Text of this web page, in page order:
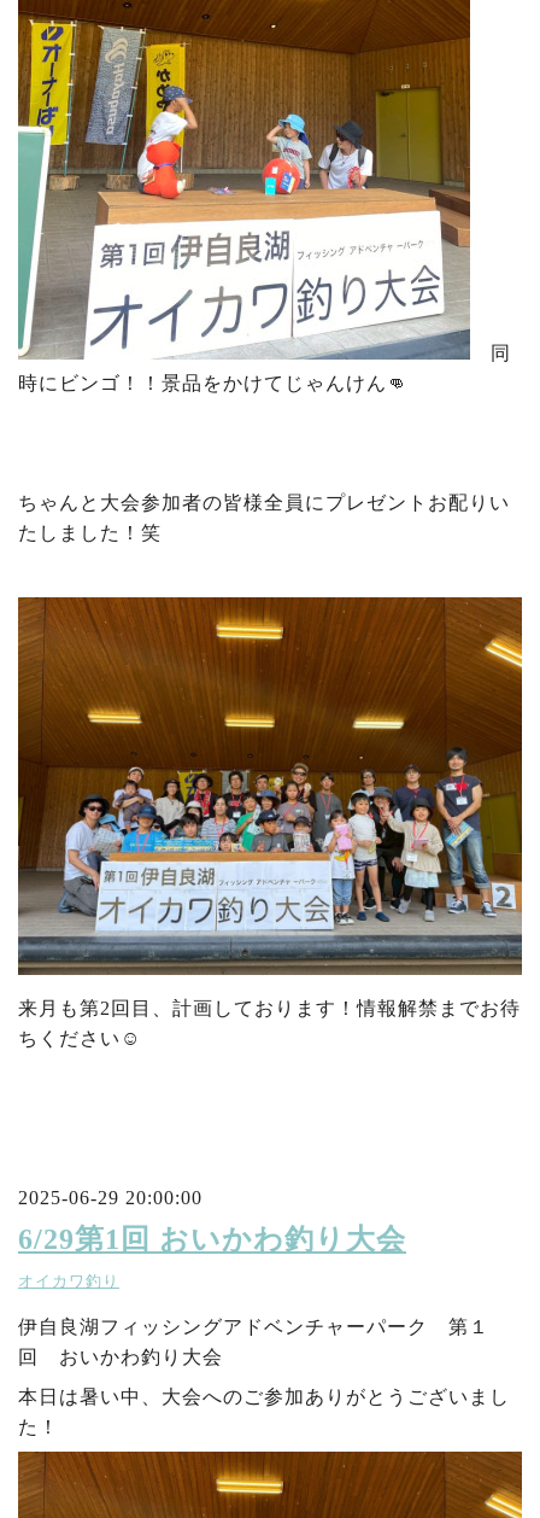
同
時にビンゴ！！景品をかけてじゃんけん👊
ちゃんと大会参加者の皆様全員にプレゼントお配りい
たしました！笑
来月も第2回目、計画しております！情報解禁までお待
ちください☺️
2025-06-29 20:00:00
6/29第1回 おいかわ釣り大会
オイカワ釣り
伊自良湖フィッシングアドベンチャーパーク 第１
回 おいかわ釣り大会
本日は暑い中、大会へのご参加ありがとうございまし
た！